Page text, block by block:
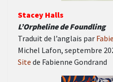
Stacey Halls
L’Orpheline de Foundling
Traduit de l’anglais par
Michel Lafon, septembre
Site de Fabienne Gondrand